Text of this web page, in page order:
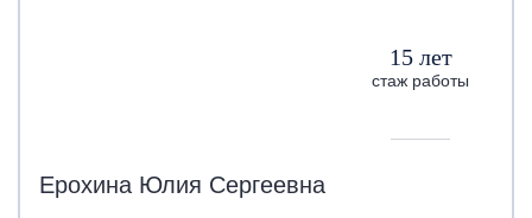
15 лет
стаж работы
Ерохина Юлия Сергеевна